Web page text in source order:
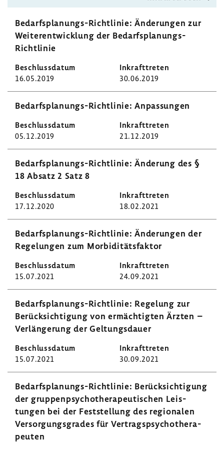
Bedarfsplanungs-​Richtlinie: Ände­rungen zur
Weiter­ent­wick­lung der Bedarfsplanungs-​
Richtlinie
16.05.2019 30.06.2019
Bedarfsplanungs-​Richtlinie: Anpas­sungen
05.12.2019 21.12.2019
Bedarfsplanungs-​Richtlinie: Ände­rung des §
18 Absatz 2 Satz 8
17.12.2020 18.02.2021
Bedarfsplanungs-​Richtlinie: Ände­rungen der
Rege­lungen zum Morbi­di­täts­faktor
15.07.2021 24.09.2021
Bedarfsplanungs-​Richtlinie: Rege­lung zur
Berück­sich­ti­gung von ermäch­tigten Ärzten –
Verlän­ge­rung der Geltungs­dauer
15.07.2021 30.09.2021
Bedarfsplanungs-​Richtlinie: Berück­sich­ti­gung
der grup­pen­psy­cho­the­ra­peu­ti­schen Leis­
tungen bei der Fest­stel­lung des regio­nalen
Versor­gungs­grades für Vertrags­psy­cho­the­ra­
peuten